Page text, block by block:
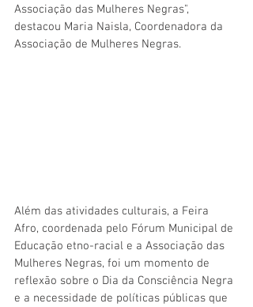
Associação das Mulheres Negras",
destacou Maria Naisla, Coordenadora da
Associação de Mulheres Negras.
Além das atividades culturais, a Feira
Afro, coordenada pelo Fórum Municipal de
Educação etno-racial e a Associação das
Mulheres Negras, foi um momento de
reflexão sobre o Dia da Consciência Negra
e a necessidade de políticas públicas que